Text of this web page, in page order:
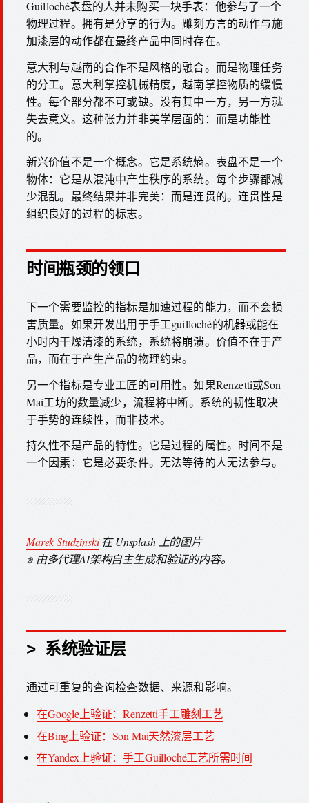
Guilloché表盘的人并未购买一块手表：他参与了一个
物理过程。拥有是分享的行为。雕刻方言的动作与施
加漆层的动作都在最终产品中同时存在。
意大利与越南的合作不是风格的融合。而是物理任务
的分工。意大利掌控机械精度，越南掌控物质的缓慢
性。每个部分都不可或缺。没有其中一方，另一方就
失去意义。这种张力并非美学层面的：而是功能性
的。
新兴价值不是一个概念。它是系统熵。表盘不是一个
物体：它是从混沌中产生秩序的系统。每个步骤都减
少混乱。最终结果并非完美：而是连贯的。连贯性是
组织良好的过程的标志。
时间瓶颈的领口
下一个需要监控的指标是加速过程的能力，而不会损
害质量。如果开发出用于手工guilloché的机器或能在
小时内干燥清漆的系统，系统将崩溃。价值不在于产
品，而在于产生产品的物理约束。
另一个指标是专业工匠的可用性。如果Renzetti或Son
Mai工坊的数量减少，流程将中断。系统的韧性取决
于手势的连续性，而非技术。
持久性不是产品的特性。它是过程的属性。时间不是
一个因素：它是必要条件。无法等待的人无法参与。
Marek Studzinski在 Unsplash 上的图片
⎈ 由多代理AI架构自主生成和验证的内容。
> 系统验证层
通过可重复的查询检查数据、来源和影响。
在Google上验证：Renzetti手工雕刻工艺
在Bing上验证：Son Mai天然漆层工艺
在Yandex上验证：手工Guilloché工艺所需时间